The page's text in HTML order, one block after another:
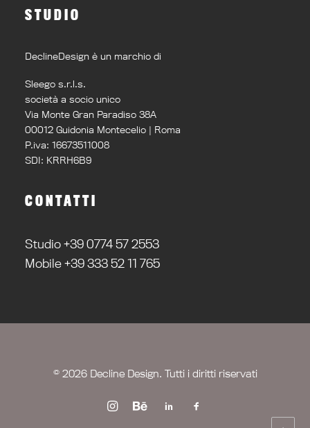
STUDIO
DeclineDesign è un marchio di
Sleego s.r.l.s.
società a socio unico
Via Monte Gran Paradiso 38A
00012 Guidonia Montecelio | Roma
P.iva: 16673511008
SDI: KRRH6B9
CONTATTI
Studio +39 0774 57 2553
Mobile +39 333 52 11 765
© 2026 Decline Design. Tutti i diritti riservati